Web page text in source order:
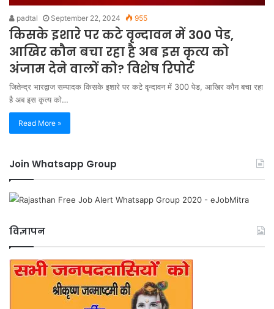
padtal September 22, 2024 955
किसके इशारे पर कटे वृन्दावन में 300 पेड,
आखिर कौन बचा रहा है अब इस कृत्य को
अंजाम देने वालों को? विशेष रिपोर्ट
जितेन्द्र भारद्वाज सम्पादक किसके इशारे पर कटे वृन्दावन में 300 पेड, आखिर कौन बचा रहा
है अब इस कृत्य को…
Read More »
Join Whatsapp Group
विज्ञापन